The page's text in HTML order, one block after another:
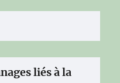
liés à la